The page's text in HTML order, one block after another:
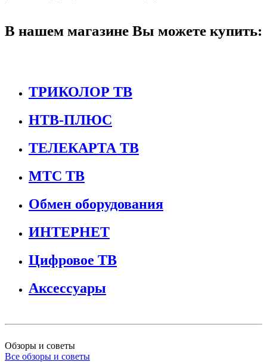
В нашем магазине Вы можете купить:
ТРИКОЛОР ТВ
НТВ-ПЛЮС
ТЕЛЕКАРТА ТВ
МТС ТВ
Обмен оборудования
ИНТЕРНЕТ
Цифровое ТВ
Аксессуары
Обзоры и советы
Все обзоры и советы